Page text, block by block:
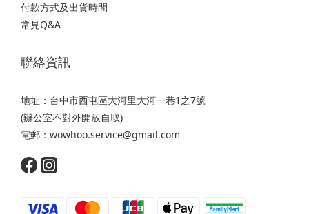
付款方式及出貨時間
常見Q&A
聯絡資訊
地址：台中市西屯區大河里大河一巷1之7號
(辦公室不對外開放自取)
電郵：wowhoo.service@gmail.com